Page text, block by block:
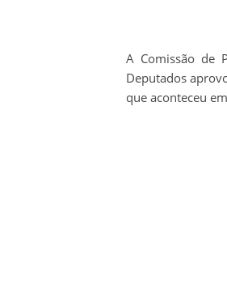
A Comissão de
Deputados
que aconteceu